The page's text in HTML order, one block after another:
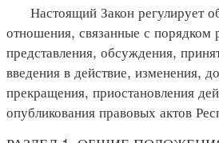
Настоящий Закон регулирует
отношения, связанные с порядком
представления, обсуждения,
введения в действие, изменения,
прекращения, приостановления
опубликования правовых актов